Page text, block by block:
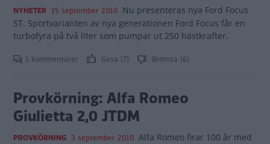
NYHETER 15 september 2010 Nu presenteras nya Ford Focus
ST. Sportvarianten av nya generationen Ford Focus får en
turbofyra på två liter som pumpar ut 250 hästkrafter.
1 kommentarer Gasa (7) Bromsa (6)
Provkörning: Alfa Romeo
Giulietta 2,0 JTDM
PROVKÖRNING 3 september 2010 Alfa Romeo firar 100 år med